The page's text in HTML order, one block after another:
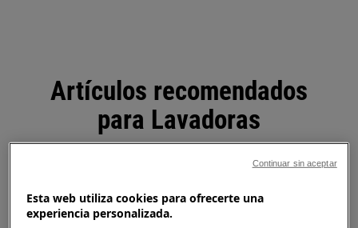
Artículos recomendados
para Lavadoras
¿Cómo puedo acceder al filtro en mi
lavadora Zanussi?
Esta web utiliza cookies para ofrecerte una
experiencia personalizada.
Continuar sin aceptar